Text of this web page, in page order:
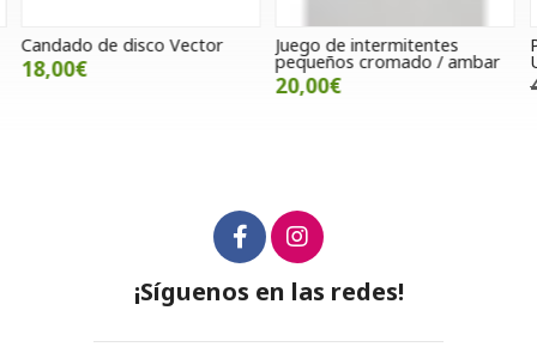
Candado de disco Vector
18,00€
Juego de intermitentes
pequeños cromado / ambar
20,00€
¡Síguenos en las redes!